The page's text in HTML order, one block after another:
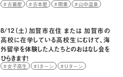
古着屋 古本屋 開業 山中温泉
8/12（土）加賀市在住 または 加賀市の
高校に在学している高校生にむけて、海
外留学を体験した人たちとのおはなし会を
ひらきます！
女子高生 Iターン
Uターン